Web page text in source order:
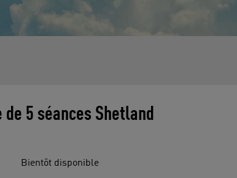
de 5 séances Shetland
Bientôt disponible